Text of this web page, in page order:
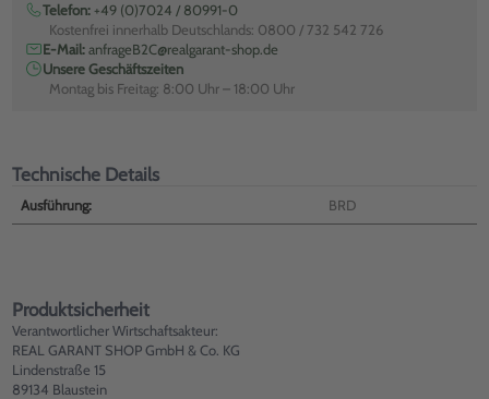
Telefon: +49 (0)7024 / 80991-0
Kostenfrei innerhalb Deutschlands: 0800 / 732 542 726
E-Mail:anfrageB2C@realgarant-shop.de
Unsere Geschäftszeiten
Montag bis Freitag: 8:00 Uhr – 18:00 Uhr
Technische Details
Ausführung: BRD
Produktsicherheit
Verantwortlicher Wirtschaftsakteur:
REAL GARANT SHOP GmbH & Co. KG
Lindenstraße 15
89134 Blaustein